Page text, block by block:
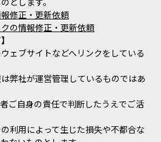
修正・更新依頼
の情報修正・更新依頼
ェブサイトなどへリンクをしている
弊社が運営管理しているものではあ
ご自身の責任で判断したうえでご活
利用によって生じた損失や不都合な